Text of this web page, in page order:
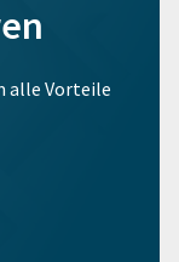
alle Vorteile